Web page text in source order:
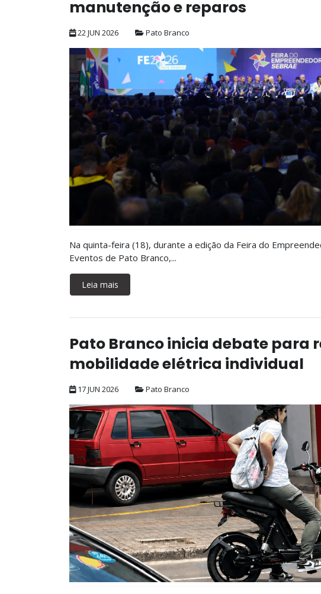
manutenção e reparos
22 JUN 2026 Pato Branco
Na quinta-feira (18), durante a edição da Feira do
Eventos de Pato Branco,...
Leia mais
Pato Branco inicia debate para
mobilidade elétrica individual
17 JUN 2026 Pato Branco